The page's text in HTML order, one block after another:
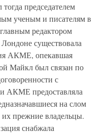
председателем
ученым и писателям в
редактором
существовала
АКМЕ, опекавшая
Майкл был связан по
с
АКМЕ предоставляла
на слом
прежние владельцы.
снабжала